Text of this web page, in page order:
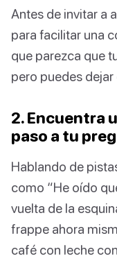
Antes de invitar a
para facilitar una
que parezca que
pero puedes dejar
2. Encuentra
paso a tu
Hablando de
como “He oído
vuelta de la
frappe ahora
café con leche